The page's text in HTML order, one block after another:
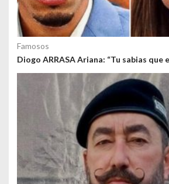
Famosos
Diogo ARRASA Ariana: “Tu sabias que